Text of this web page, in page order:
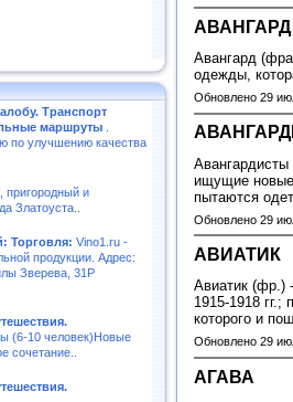
Транспорт
маршруты
по улучшению качества
пригородный и
Златоуста..
Торговля: Vino1.ru -
продукции. Адрес:
Зверева, 31Р
(6-10 человек)Новые
сочетание..
АВАНГАРД
Авангард
одежды,
Обновлено 29
ищущие новые
пытаются
Обновлено 29
АВИАТИК
Авиатик (фр.)
1915-1918
которого и
Обновлено 29
АГАВА